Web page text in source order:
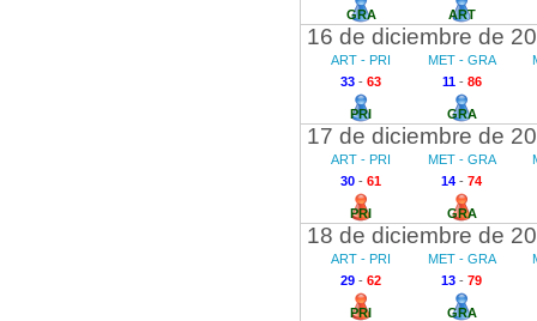
GRA ART
16 de diciembre de
ART - PRI
33- 63
PRI
MET - GRA
11- 86
GRA
17 de diciembre de
ART - PRI
30- 61
PRI
MET - GRA
14 - 74
GRA
18 de diciembre de
ART - PRI
29- 62
PRI
MET - GRA
13 - 79
GRA